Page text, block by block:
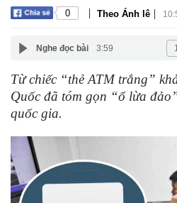
0 | Theo Ánh lê |
Nghe đọc bài 3:59
Từ chiếc “thẻ ATM trắng”
Quốc đã tóm gọn “ổ lừa
quốc gia.